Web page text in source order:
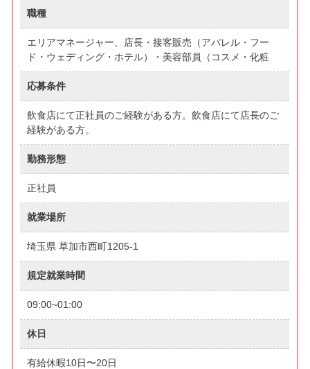
職種
エリアマネージャー、店長・接客販売（アパレル・フー
ド・ウェディング・ホテル）・美容部員（コスメ・化粧
応募条件
飲食店にて正社員のご経験がある方。飲食店にて店長のご
経験がある方。
勤務形態
正社員
就業場所
埼玉県 草加市西町1205-1
規定就業時間
09:00~01:00
休日
有給休暇10日〜20日